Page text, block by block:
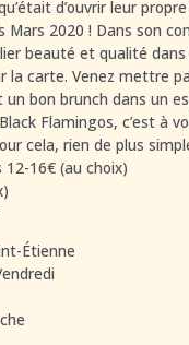
d’ouvrir leur
Mars 2020 ! Dans son
beauté et qualité dans
la carte. Venez mettre
bon brunch dans un
Flamingos, c’est à
cela, rien de plus
16€ (au choix)
Étienne